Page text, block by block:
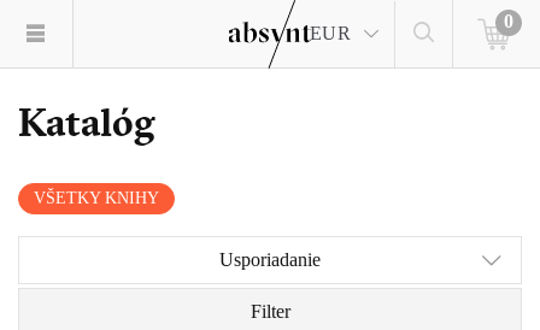
EUR
0
Katalóg
VŠETKY KNIHY
Usporiadanie
Filter